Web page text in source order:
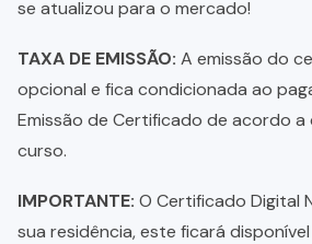
se atualizou para o mercado!
TAXA DE EMISSÃO: A emissão do
opcional e fica condicionada ao
Emissão de Certificado de acordo a
curso.
IMPORTANTE: O Certificado Digital
sua residência, este ficará